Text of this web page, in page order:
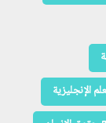
الإنجليزية